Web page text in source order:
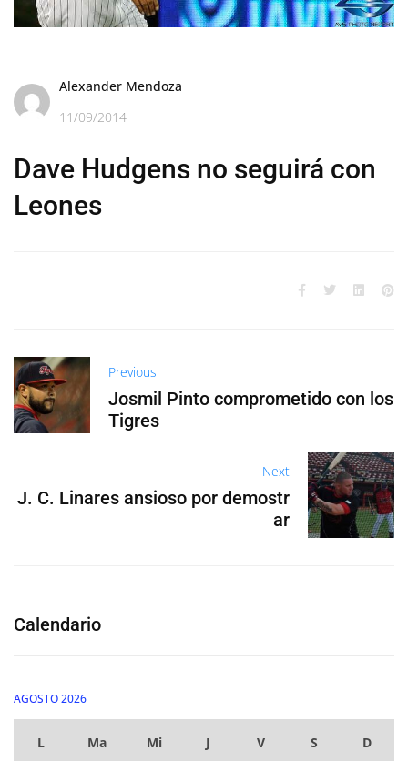
Alexander Mendoza
11/09/2014
Dave Hudgens no seguirá con
Leones
Previous
Josmil Pinto comprometido con los
Tigres
Next
J. C. Linares ansioso por demostr
ar
Calendario
AGOSTO 2026
L Ma Mi J V S D